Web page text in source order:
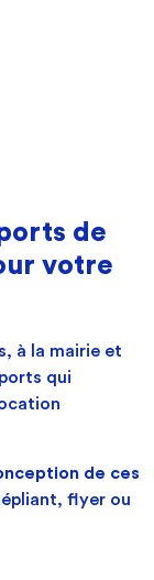
de
votre
à la mairie et
qui
de ces
flyer ou